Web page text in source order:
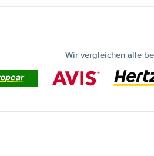
Wir vergleichen alle